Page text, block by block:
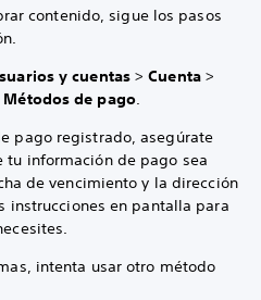
contenido, sigue los pasos
y cuentas>Cuenta>
Métodos de pago.
pago registrado, asegúrate
tu información de pago sea
de vencimiento y la dirección
instrucciones en pantalla para
intenta usar otro método